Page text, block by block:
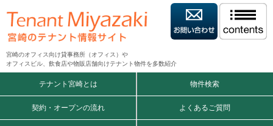
宮崎のオフィス向け貸事務所（オフィス）や
オフィスビル、飲食店や物販店舗向けテナント物件を多数紹介
テナント宮崎とは 物件検索
契約・オープンの流れ よくあるご質問